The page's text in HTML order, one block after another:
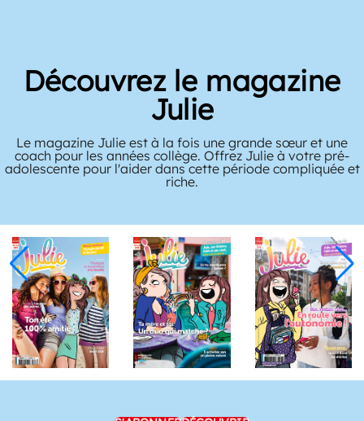
Découvrez le magazine
Julie
Le magazine Julie est à la fois une grande sœur et une
coach pour les années collège. Offrez Julie à votre pré-
adolescente pour l'aider dans cette période compliquée et
riche.